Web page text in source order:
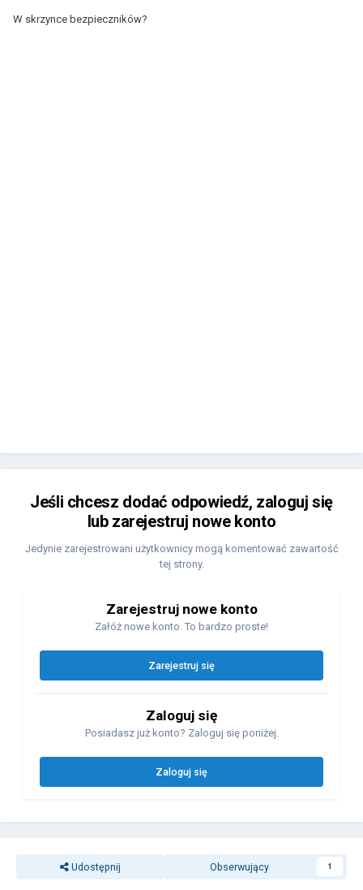
W skrzynce bezpieczników?
Jeśli chcesz dodać odpowiedź, zaloguj się
lub zarejestruj nowe konto
Jedynie zarejestrowani użytkownicy mogą komentować zawartość
tej strony.
Zarejestruj nowe konto
Załóż nowe konto. To bardzo proste!
Zarejestruj się
Zaloguj się
Posiadasz już konto? Zaloguj się poniżej.
Zaloguj się
Udostępnij Obserwujący 1